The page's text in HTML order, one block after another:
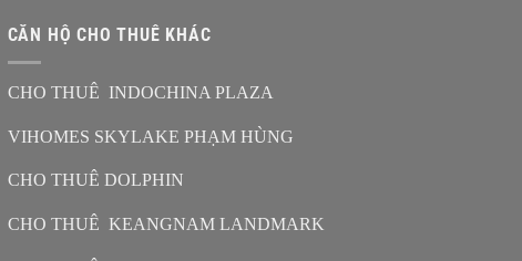
CĂN HỘ CHO THUÊ KHÁC
CHO THUÊ INDOCHINA PLAZA
VIHOMES SKYLAKE PHẠM HÙNG
CHO THUÊ DOLPHIN
CHO THUÊ KEANGNAM LANDMARK